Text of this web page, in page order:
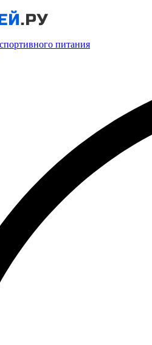
питания